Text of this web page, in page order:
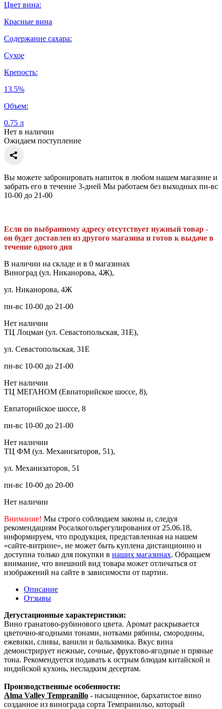
Цвет вина:
Красные вина
Содержание сахара:
Сухое
Крепость:
13.5%
Объем:
0.75 л
Нет в наличии
Ожидаем поступление
Вы можете забронировать напиток в любом нашем магазине и
забрать его в течение 3-дней Мы работаем без выходных пн-вс
10-00 до 21-00
Если по выбранному адресу отсутствует нужный товар -
он будет доставлен из другого магазина и готов к выдаче в
течение одного дня
В наличии на складе и в 0 магазинах
Виноград (ул. Никанорова, 4Ж),
ул. Никанорова, 4Ж
пн-вс 10-00 до 21-00
Нет наличии
ТЦ Лоцман (ул. Севастопольская, 31Е),
ул. Севастопольская, 31Е
пн-вс 10-00 до 21-00
Нет наличии
ТЦ МЕГАНОМ (Евпаторийское шоссе, 8),
Евпаторийское шоссе, 8
пн-вс 10-00 до 21-00
Нет наличии
ТЦ ФМ (ул. Механизаторов, 51),
ул. Механизаторов, 51
пн-вс 10-00 до 20-00
Нет наличии
Внимание! Мы строго соблюдаем законы и, следуя
рекомендациям Росалкогольрегулирования от 25.06.18,
информируем, что продукция, представленная на нашем
«сайте-витрине», не может быть куплена дистанционно и
доступна только для покупки в наших магазинах. Обращаем
внимание, что внешний вид товара может отличаться от
изображений на сайте в зависимости от партии.
Описание
Отзывы
Дегустационные характеристики:
Вино гранатово-рубинового цвета. Аромат раскрывается
цветочно-ягодными тонами, нотками рябины, смородины,
ежевики, сливы, ванили и бальзамика. Вкус вина
демонстрирует нежные, сочные, фруктово-ягодные и пряные
тона. Рекомендуется подавать к острым блюдам китайской и
индийской кухонь, несладким десертам.
Производственные особенности:
Alma Valley Tempranillo - насыщенное, бархатистое вино
созданное из винограда сорта Темпранильо, который